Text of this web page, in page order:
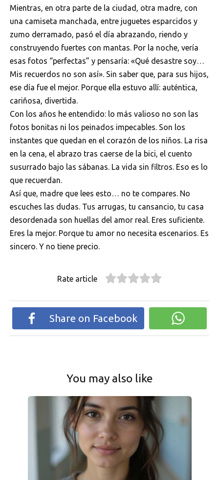
Mientras, en otra parte de la ciudad, otra madre, con
una camiseta manchada, entre juguetes esparcidos y
zumo derramado, pasó el día abrazando, riendo y
construyendo fuertes con mantas. Por la noche, vería
esas fotos “perfectas” y pensaría: «Qué desastre soy…
Mis recuerdos no son así». Sin saber que, para sus hijos,
ese día fue el mejor. Porque ella estuvo allí: auténtica,
cariñosa, divertida.
Con los años he entendido: lo más valioso no son las
fotos bonitas ni los peinados impecables. Son los
instantes que quedan en el corazón de los niños. La risa
en la cena, el abrazo tras caerse de la bici, el cuento
susurrado bajo las sábanas. La vida sin filtros. Eso es lo
que recuerdan.
Así que, madre que lees esto… no te compares. No
escuches las dudas. Tus arrugas, tu cansancio, tu casa
desordenada son huellas del amor real. Eres suficiente.
Eres la mejor. Porque tu amor no necesita escenarios. Es
sincero. Y no tiene precio.
Rate article
Share on Facebook
You may also like